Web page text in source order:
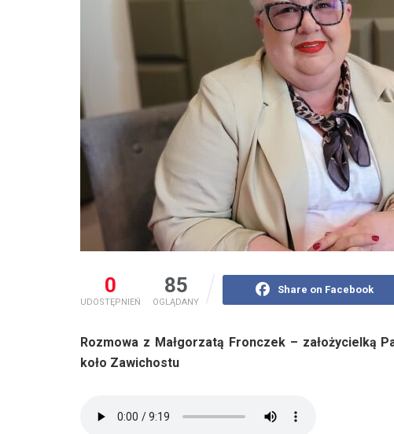
0
UDOSTĘPNIEŃ
85
OGLĄDANY
Share on Facebook
Rozmowa z Małgorzatą Fronczek – założycielką
koło Zawichostu